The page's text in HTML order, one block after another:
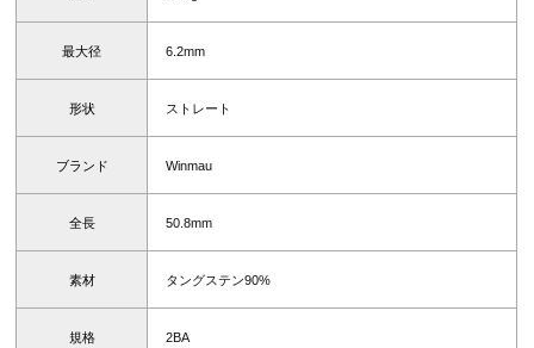
最大径 6.2mm
形状 ストレート
ブランド Winmau
全長 50.8mm
素材 タングステン90%
規格 2BA